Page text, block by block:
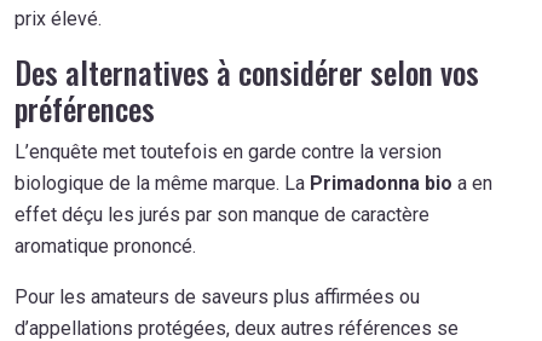
prix élevé.
Des alternatives à considérer selon vos
préférences
L’enquête met toutefois en garde contre la version
biologique de la même marque. La Primadonna bio a en
effet déçu les jurés par son manque de caractère
aromatique prononcé.
Pour les amateurs de saveurs plus affirmées ou
d’appellations protégées, deux autres références se